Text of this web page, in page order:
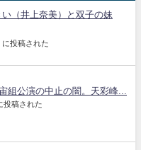
い（井上奈美）と双子の妹
に投稿された
組公演の中止の闇。天彩峰...
投稿された